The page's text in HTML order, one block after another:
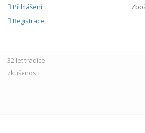
Přihlášení
Registrace
32 lettradice
zkušenosti